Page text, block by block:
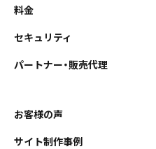
料金
セキュリティ
パートナー・販売代理
お客様の声
サイト制作事例